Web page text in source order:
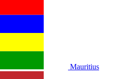
Mauritius